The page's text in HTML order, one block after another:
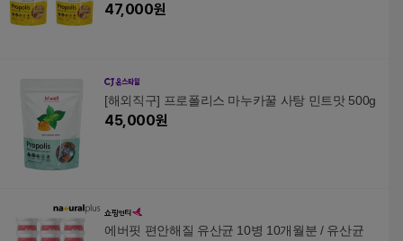
47,000원
[해외직구] 프로폴리스 마누카꿀 사탕 민트맛 500g
45,000원
에버핏 편안해질 유산균 10병 10개월분 / 유산균